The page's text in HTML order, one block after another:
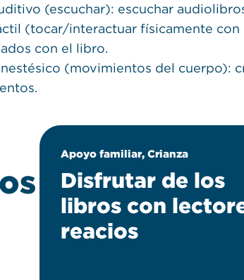
(escuchar): escuchar
(tocar/interactuar físicamente
con el libro.
(movimientos del cuerpo):
Apoyo familiar, Crianza
Disfrutar de los
libros con
reacios